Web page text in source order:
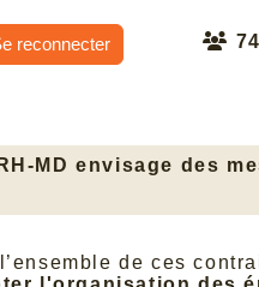
reconnecter
MD envisage des
de ces